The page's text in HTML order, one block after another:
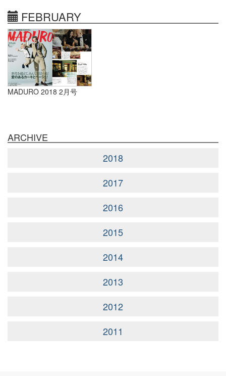
FEBRUARY
MADURO 2018 2月号
ARCHIVE
2018
2017
2016
2015
2014
2013
2012
2011